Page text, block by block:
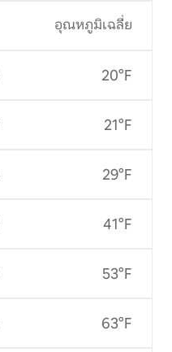
อุณหภูมิเฉลี่ย
20°F
21°F
29°F
41°F
53°F
63°F